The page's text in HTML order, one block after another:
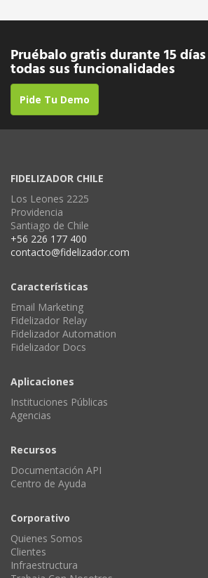
Pruébalo gratis durante 15
todas sus funcionalidades
Pide Tu Demo
FIDELIZADOR CHILE
Los Leones 2225
Providencia
Santiago de Chile
+56 226 177 400
contacto@fidelizador.com
Características
Email Marketing
Fidelizador Relay
Fidelizador Automation
Fidelizador Docs
Aplicaciones
Instituciones Públicas
Agencias
Recursos
Documentación API
Centro de Ayuda
Corporativo
Quienes Somos
Clientes
Infraestructura